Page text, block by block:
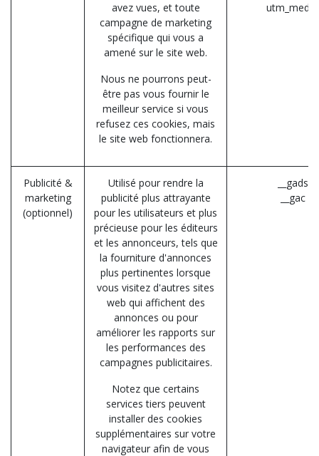
avez vues, et toute
campagne de marketing
spécifique qui vous a
amené sur le site web.
Nous ne pourrons peut-
être pas vous fournir le
meilleur service si vous
refusez ces cookies, mais
le site web fonctionnera.
Publicité &
marketing
(optionnel)
Utilisé pour rendre la
publicité plus attrayante
pour les utilisateurs et plus
précieuse pour les éditeurs
et les annonceurs, tels que
la fourniture d'annonces
plus pertinentes lorsque
vous visitez d'autres sites
web qui affichent des
annonces ou pour
améliorer les rapports sur
les performances des
campagnes publicitaires.
Notez que certains
services tiers peuvent
installer des cookies
supplémentaires sur votre
navigateur afin de vous
__gads
__gac